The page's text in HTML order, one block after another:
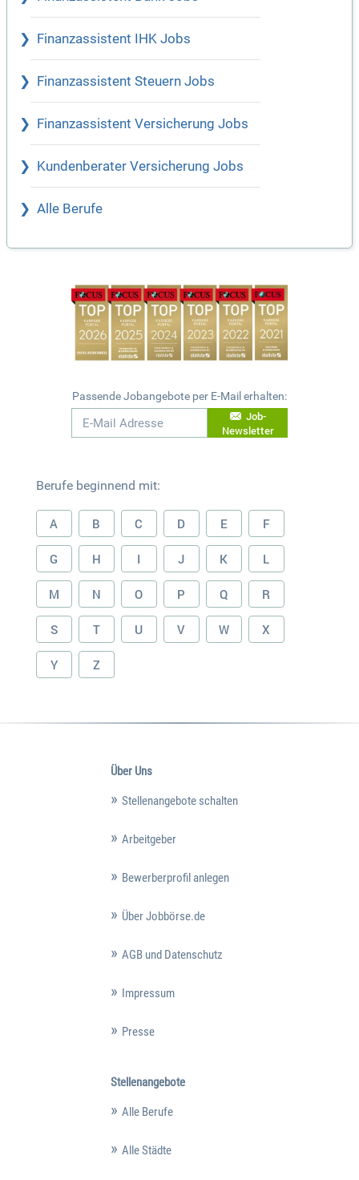
Finanzassistent IHK Jobs
Finanzassistent Steuern Jobs
Finanzassistent Versicherung Jobs
Kundenberater Versicherung Jobs
Alle Berufe
Passende Jobangebote per E-Mail erhalten:
Job-
Newsletter
Berufe beginnend mit:
A B C D E F
G H I J K L
M N O P Q R
S T U V W X
Y Z
Über Uns
Stellenangebote schalten
Arbeitgeber
Bewerberprofil anlegen
Über Jobbörse.de
AGB und Datenschutz
Impressum
Presse
Stellenangebote
Alle Berufe
Alle Städte